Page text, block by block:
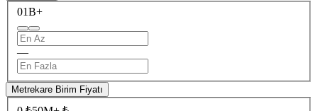
01B+
—
Metrekare Birim Fiyatı